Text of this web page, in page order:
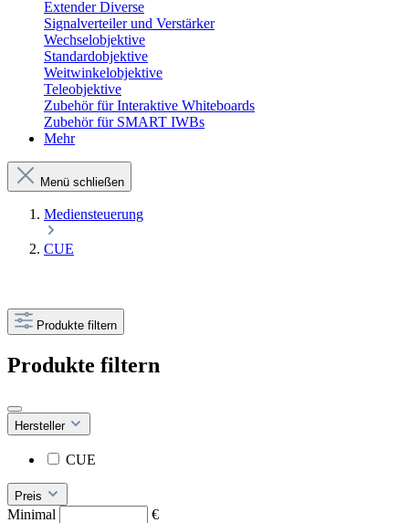
Extender Diverse
Signalverteiler und Verstärker
Wechselobjektive
Standardobjektive
Weitwinkelobjektive
Teleobjektive
Zubehör für Interaktive Whiteboards
Zubehör für SMART IWBs
Mehr
Menü schließen
Mediensteuerung
CUE
Produkte filtern
Produkte filtern
Hersteller
CUE
Preis
Minimal
€